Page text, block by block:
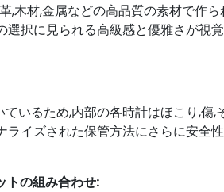
,木材,金属などの高品質の素材で作ら
択に見られる高級感と優雅さが視
いるため,内部の各時計はほこり,傷,
イズされた保管方法にさらに安全
トの組み合わせ: